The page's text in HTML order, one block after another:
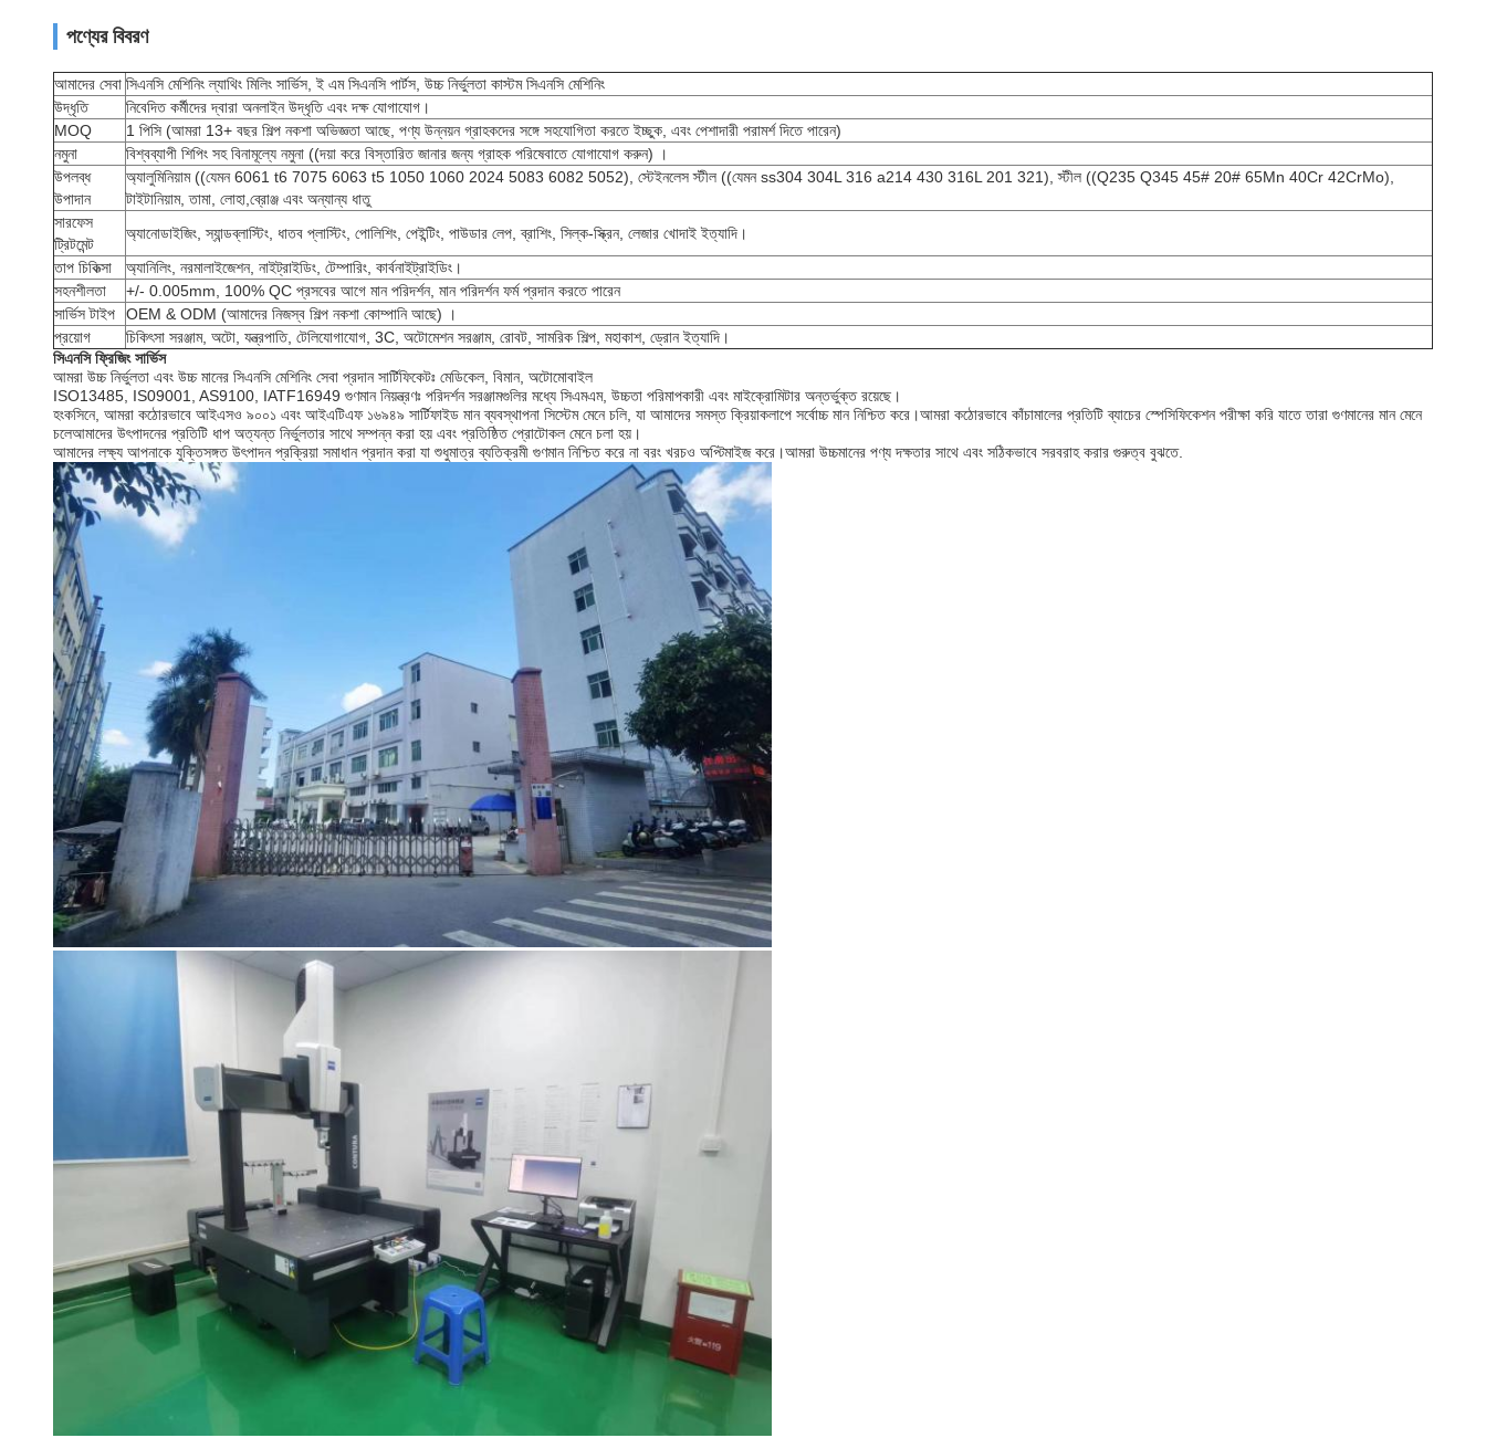
পণ্যের বিবরণ
আমাদের সেবা সিএনসি মেশিনিং ল্যাথিং মিলিং সার্ভিস, ই এম সিএনসি পার্টস, উচ্চ নির্ভুলতা কাস্টম সিএনসি মেশিনিং
উদ্ধৃতি
নিবেদিত কর্মীদের দ্বারা অনলাইন উদ্ধৃতি এবং দক্ষ যোগাযোগ।
MOQ
1 পিসি (আমরা 13+ বছর শিল্প নকশা অভিজ্ঞতা আছে, পণ্য উন্নয়ন গ্রাহকদের সঙ্গে সহযোগিতা করতে ইচ্ছুক, এবং পেশাদারী পরামর্শ দিতে পারেন)
নমুনা
বিশ্বব্যাপী শিপিং সহ বিনামূল্যে নমুনা ((দয়া করে বিস্তারিত জানার জন্য গ্রাহক পরিষেবাতে যোগাযোগ করুন) ।
উপলব্ধ
উপাদান
অ্যালুমিনিয়াম ((যেমন 6061 t6 7075 6063 t5 1050 1060 2024 5083 6082 5052), স্টেইনলেস স্টীল ((যেমন ss304 304L 316 a214 430 316L 201 321), স্টীল ((Q235 Q345 45# 20# 65Mn 40Cr 42CrMo),
টাইটানিয়াম, তামা, লোহা,ব্রোঞ্জ এবং অন্যান্য ধাতু
সারফেস
ট্রিটমেন্ট
অ্যানোডাইজিং, স্যান্ডব্লাস্টিং, ধাতব প্লাস্টিং, পোলিশিং, পেইন্টিং, পাউডার লেপ, ব্রাশিং, সিল্ক-স্ক্রিন, লেজার খোদাই ইত্যাদি।
তাপ চিকিত্সা
অ্যানিলিং, নরমালাইজেশন, নাইট্রাইডিং, টেম্পারিং, কার্বনাইট্রাইডিং।
সহনশীলতা
+/- 0.005mm, 100% QC প্রসবের আগে মান পরিদর্শন, মান পরিদর্শন ফর্ম প্রদান করতে পারেন
সার্ভিস টাইপ
OEM & ODM (আমাদের নিজস্ব শিল্প নকশা কোম্পানি আছে) ।
প্রয়োগ
চিকিৎসা সরঞ্জাম, অটো, যন্ত্রপাতি, টেলিযোগাযোগ, 3C, অটোমেশন সরঞ্জাম, রোবট, সামরিক শিল্প, মহাকাশ, ড্রোন ইত্যাদি।
সিএনসি ফ্রিজিং সার্ভিস
আমরা উচ্চ নির্ভুলতা এবং উচ্চ মানের সিএনসি মেশিনিং সেবা প্রদান সার্টিফিকেটঃ মেডিকেল, বিমান, অটোমোবাইল
ISO13485, IS09001, AS9100, IATF16949 গুণমান নিয়ন্ত্রণঃ পরিদর্শন সরঞ্জামগুলির মধ্যে সিএমএম, উচ্চতা পরিমাপকারী এবং মাইক্রোমিটার অন্তর্ভুক্ত রয়েছে।
হংকসিনে, আমরা কঠোরভাবে আইএসও ৯০০১ এবং আইএটিএফ ১৬৯৪৯ সার্টিফাইড মান ব্যবস্থাপনা সিস্টেম মেনে চলি, যা আমাদের সমস্ত ক্রিয়াকলাপে সর্বোচ্চ মান নিশ্চিত করে।আমরা কঠোরভাবে কাঁচামালের প্রতিটি ব্যাচের স্পেসিফিকেশন পরীক্ষা করি যাতে তারা গুণমানের মান মেনে
চলেআমাদের উৎপাদনের প্রতিটি ধাপ অত্যন্ত নির্ভুলতার সাথে সম্পন্ন করা হয় এবং প্রতিষ্ঠিত প্রোটোকল মেনে চলা হয়।
আমাদের লক্ষ্য আপনাকে যুক্তিসঙ্গত উৎপাদন প্রক্রিয়া সমাধান প্রদান করা যা শুধুমাত্র ব্যতিক্রমী গুণমান নিশ্চিত করে না বরং খরচও অপ্টিমাইজ করে।আমরা উচ্চমানের পণ্য দক্ষতার সাথে এবং সঠিকভাবে সরবরাহ করার গুরুত্ব বুঝতে.